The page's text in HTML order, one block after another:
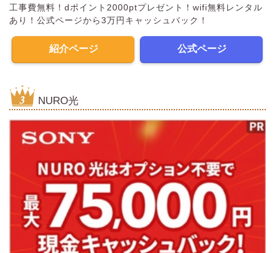
工事費無料！dポイント2000ptプレゼント！wifi無料レンタル
あり！公式ページから3万円キャッシュバック！
紹介ページ 公式ページ
NURO光